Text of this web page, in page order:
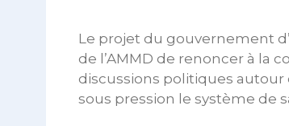
Le projet du gouvernement
de l’AMMD de renoncer à la
discussions politiques
sous pression le système de